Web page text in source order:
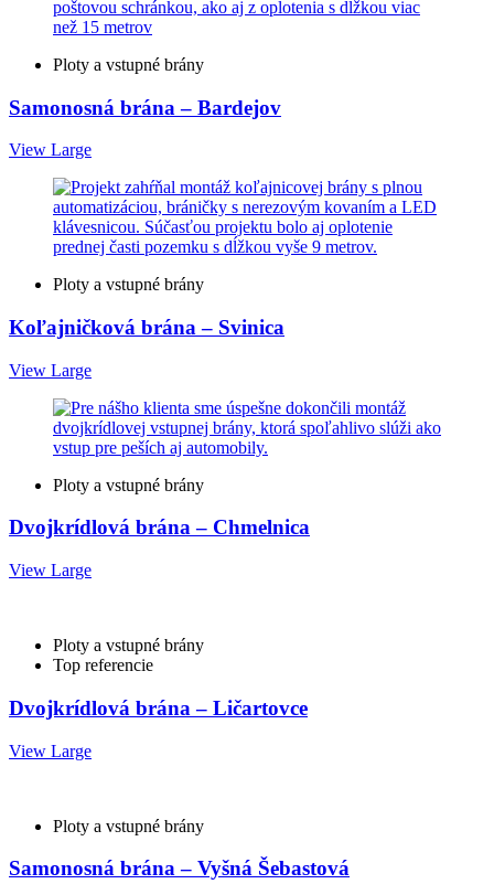
Ploty a vstupné brány
Samonosná brána – Bardejov
View Large
Ploty a vstupné brány
Koľajničková brána – Svinica
View Large
Ploty a vstupné brány
Dvojkrídlová brána – Chmelnica
View Large
Ploty a vstupné brány
Top referencie
Dvojkrídlová brána – Ličartovce
View Large
Ploty a vstupné brány
Samonosná brána – Vyšná Šebastová